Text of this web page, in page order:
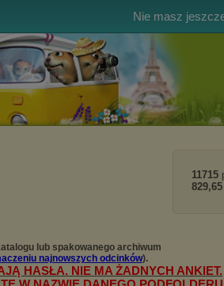
Nie masz
11715
829,65